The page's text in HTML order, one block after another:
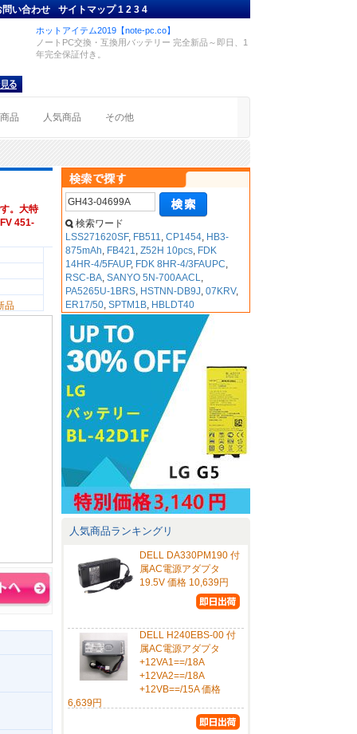
問い合わせ サイトマップ 1234
ホットアイテム2019【note-pc.co】
ノートPC交換・互換用バッテリー 完全新品～即日、1
年完全保証付き。
品 人気商品 その他
。大特
451-
品
検索ワード
LSS271620SF, FB511,CP1454, HB3-
875mAh, FB421,Z52H 10pcs, FDK
14HR-4/5FAUP, FDK 8HR-4/3FAUPC,
RSC-BA,SANYO 5N-700AACL,
PA5265U-1BRS, HSTNN-DB9J,07KRV,
ER17/50,SPTM1B, HBLDT40
人気商品ランキングリ
DELL DA330PM190 付
属AC電源アダプタ
19.5V 価格 10,639円
DELL H240EBS-00 付
属AC電源アダプタ
+12VA1==/18A
+12VA2==/18A
+12VB==/15A 価格
6,639円